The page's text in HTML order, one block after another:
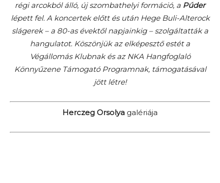
régi arcokból álló, új szombathelyi formáció, a Púder
lépett fel. A koncertek előtt és után Hege Buli-Alterock
slágerek – a 80-as évektől napjainkig – szolgáltatták a
hangulatot. Köszönjük az elképesztő estét a
Végállomás Klubnak és az NKA Hangfoglaló
Könnyűzene Támogató Programnak, támogatásával
jött létre!
Herczeg Orsolya galériája